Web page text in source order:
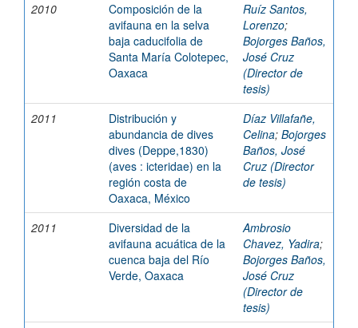
2010
Composición de la
avifauna en la selva
baja caducifolia de
Santa María Colotepec,
Oaxaca
Ruíz Santos,
Lorenzo;
Bojorges Baños,
José Cruz
(Director de
tesis)
2011
Distribución y
abundancia de dives
dives (Deppe,1830)
(aves : icteridae) en la
región costa de
Oaxaca, México
Díaz Villafañe,
Celina; Bojorges
Baños, José
Cruz (Director
de tesis)
2011
Diversidad de la
avifauna acuática de la
cuenca baja del Río
Verde, Oaxaca
Ambrosio
Chavez, Yadira;
Bojorges Baños,
José Cruz
(Director de
tesis)